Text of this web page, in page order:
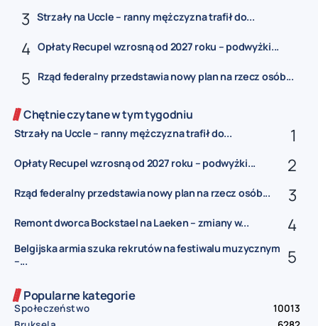
Strzały na Uccle – ranny mężczyzna trafił do...
Opłaty Recupel wzrosną od 2027 roku – podwyżki...
Rząd federalny przedstawia nowy plan na rzecz osób...
Chętnie czytane w tym tygodniu
Strzały na Uccle – ranny mężczyzna trafił do...
Opłaty Recupel wzrosną od 2027 roku – podwyżki...
Rząd federalny przedstawia nowy plan na rzecz osób...
Remont dworca Bockstael na Laeken – zmiany w...
Belgijska armia szuka rekrutów na festiwalu muzycznym
–...
Popularne kategorie
Społeczeństwo
10013